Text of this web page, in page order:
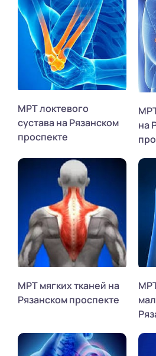
МРТ локтевого
сустава на Рязанском
проспекте
на
МРТ мягких тканей на
Рязанском проспекте